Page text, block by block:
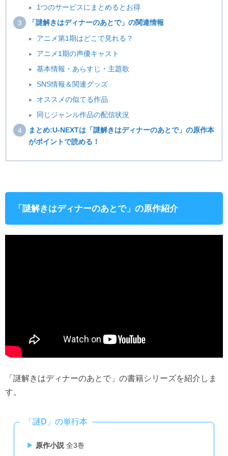
1つのサービスにまとめるとお得
「謎解きはディナーのあとで」の関連情報
アニメ第1期はどこで見れる？
アニメ1期の声優キャスト
基本情報・あらすじ・主題歌
SNS情報＆関連グッズ
オススメの似てる作品
同じジャンル作品の配信状況
まとめ:U-NEXTは「謎解きはディナーのあとで」の原作本
がポイントで読める！
「謎解きはディナーのあとで」の原作紹介
「謎解きはディナーのあとで」の書籍シリーズを紹介しま
す。
「謎D」の単行本
原作小説全3巻